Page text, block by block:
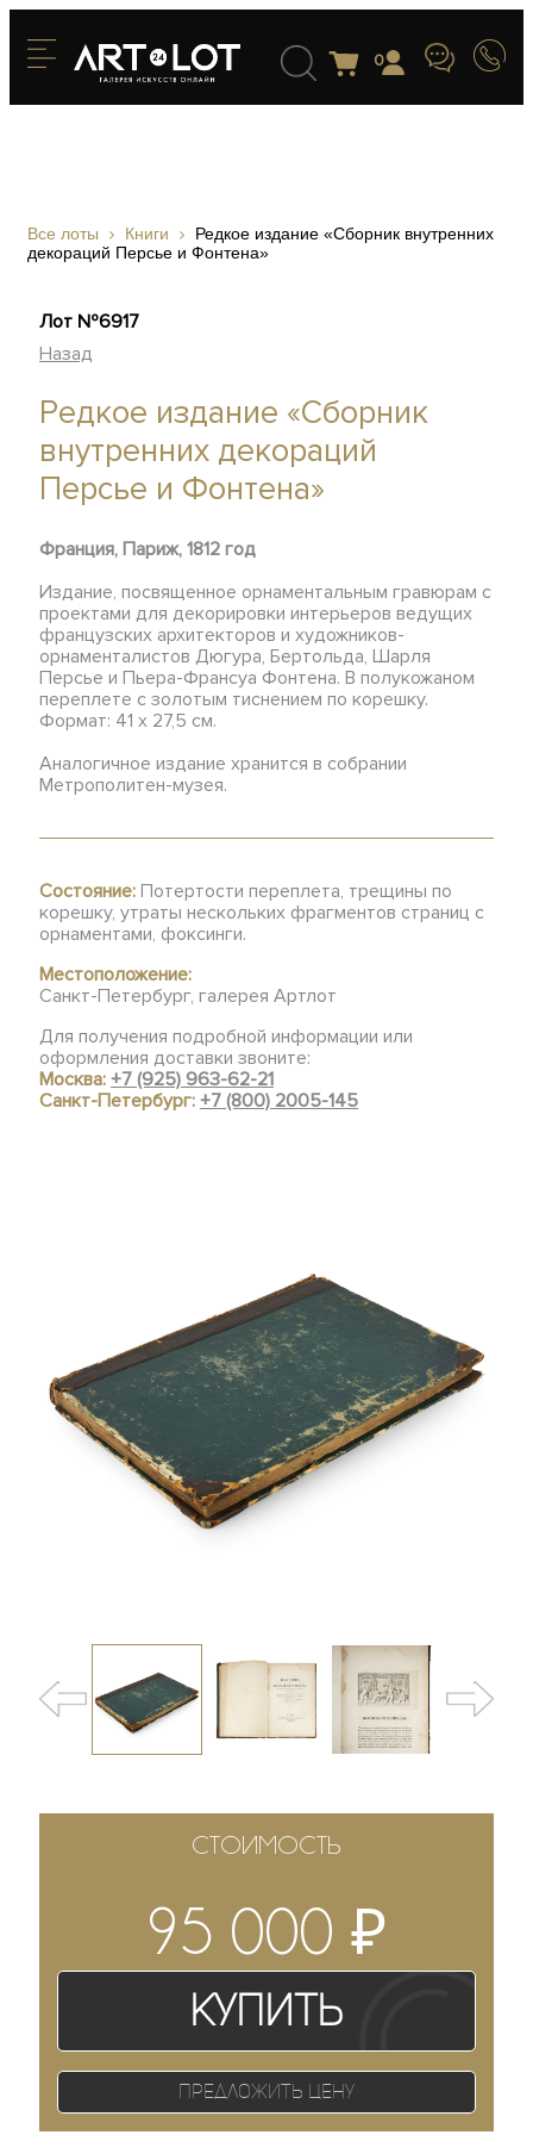
0
Все лоты Книги
Редкое издание «Сборник внутренних
декораций Персье и Фонтена»
Лот №6917
Назад
Редкое издание «Сборник
внутренних декораций
Персье и Фонтена»
Франция, Париж, 1812 год
Издание, посвященное орнаментальным гравюрам с
проектами для декорировки интерьеров ведущих
французских архитекторов и художников-
орнаменталистов Дюгура, Бертольда, Шарля
Персье и Пьера-Франсуа Фонтена. В полукожаном
переплете с золотым тиснением по корешку.
Формат: 41 х 27,5 см.
Аналогичное издание хранится в собрании
Метрополитен-музея.
Состояние: Потертости переплета, трещины по
корешку, утраты нескольких фрагментов страниц с
орнаментами, фоксинги.
Местоположение:
Санкт-Петербург, галерея Артлот
Для получения подробной информации или
оформления доставки звоните:
Москва:+7 (925) 963-62-21
Санкт-Петербург:+7 (800) 2005-145
СТОИМОСТЬ
95 000₽
Купить
Предложить цену